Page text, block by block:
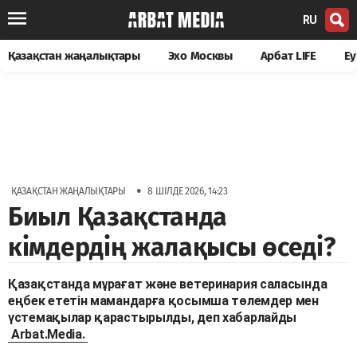
RU
Қазақстан жаңалықтары Эхо Москвы Арбат LIFE
ҚАЗАҚСТАН ЖАҢАЛЫҚТАРЫ • 8 ШІЛДЕ 2026, 14:23
Биыл Қазақстанда
кімдердің жалақысы өседі?
Қазақстанда мұрағат және ветеринария саласында
еңбек ететін мамандарға қосымша төлемдер мен
үстемақылар қарастырылды, деп хабарлайды
Arbat.Media.